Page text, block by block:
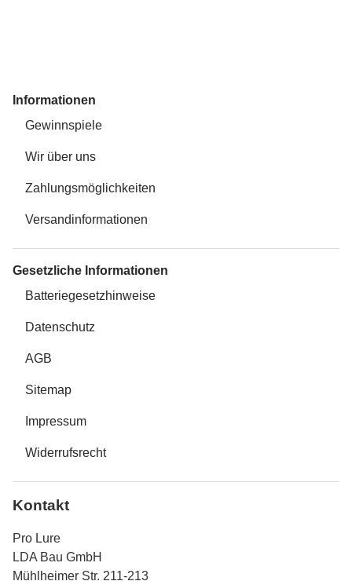
Informationen
Gewinnspiele
Wir über uns
Zahlungsmöglichkeiten
Versandinformationen
Gesetzliche Informationen
Batteriegesetzhinweise
Datenschutz
AGB
Sitemap
Impressum
Widerrufsrecht
Kontakt
Pro Lure
LDA Bau GmbH
Mühlheimer Str. 211-213